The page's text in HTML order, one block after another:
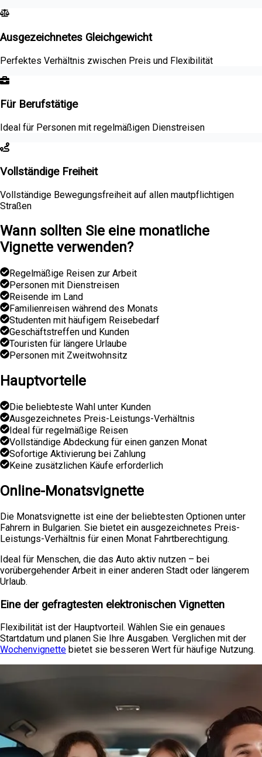
Ausgezeichnetes Gleichgewicht
Perfektes Verhältnis zwischen Preis und Flexibilität
Für Berufstätige
Ideal für Personen mit regelmäßigen Dienstreisen
Vollständige Freiheit
Vollständige Bewegungsfreiheit auf allen mautpflichtigen
Straßen
Wann sollten Sie eine monatliche
Vignette verwenden?
Regelmäßige Reisen zur Arbeit
Personen mit Dienstreisen
Reisende im Land
Familienreisen während des Monats
Studenten mit häufigem Reisebedarf
Geschäftstreffen und Kunden
Touristen für längere Urlaube
Personen mit Zweitwohnsitz
Hauptvorteile
Die beliebteste Wahl unter Kunden
Ausgezeichnetes Preis-Leistungs-Verhältnis
Ideal für regelmäßige Reisen
Vollständige Abdeckung für einen ganzen Monat
Sofortige Aktivierung bei Zahlung
Keine zusätzlichen Käufe erforderlich
Online-Monatsvignette
Die Monatsvignette ist eine der beliebtesten Optionen unter
Fahrern in Bulgarien. Sie bietet ein ausgezeichnetes Preis-
Leistungs-Verhältnis für einen Monat Fahrtberechtigung.
Ideal für Menschen, die das Auto aktiv nutzen – bei
vorübergehender Arbeit in einer anderen Stadt oder längerem
Urlaub.
Eine der gefragtesten elektronischen Vignetten
Flexibilität ist der Hauptvorteil. Wählen Sie ein genaues
Startdatum und planen Sie Ihre Ausgaben. Verglichen mit der
Wochenvignette bietet sie besseren Wert für häufige Nutzung.